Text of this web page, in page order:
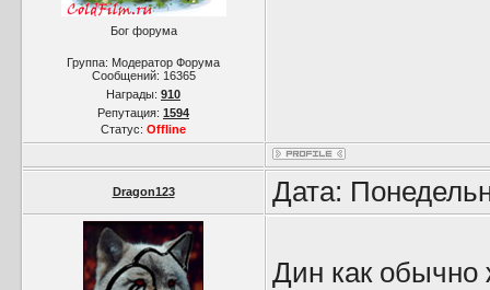
Бог форума
Группа: Модератор Форума
Сообщений: 16365
Награды: 910
Репутация: 1594
Статус: Offline
Dragon123 Дата:
Дин как обычно